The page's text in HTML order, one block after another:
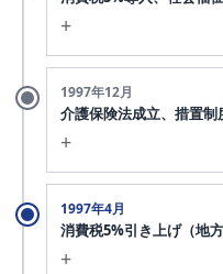
+
1988年12月に消費税法
療と同じく社会福祉事業
慮を要するもの」として
EU型VATで明確だった
護分野でも当時十分認識
1997年12月
介護保険法成立、措置
+
1963年制定の老人福祉
への転換が決定。施行は
用者1割負担の財政構造
1997年4月
消費税5%引き上げ（地
+